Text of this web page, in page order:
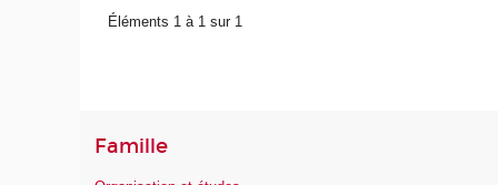
Éléments 1 à 1 sur 1
Famille